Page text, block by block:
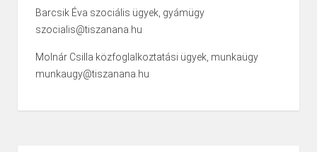
Barcsik Éva szociális ügyek, gyámügy
szocialis@tiszanana.hu
Molnár Csilla közfoglalkoztatási ügyek, munkaügy
munkaugy@tiszanana.hu